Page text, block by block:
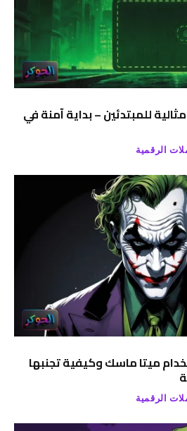
للمبتدئين – بداية آمنة في
الرقمية
ميتا ماسك وكيفية تجنبها
الرقمية